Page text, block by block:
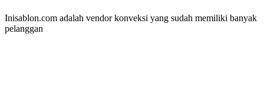
Inisablon.com adalah vendor konveksi yang sudah memiliki banyak
pelanggan